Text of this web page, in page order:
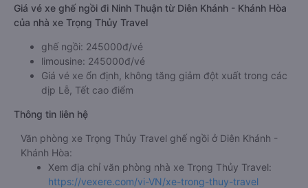
Giá vé xe ghế ngồi đi Ninh Thuận từ Diên Khánh - Khánh Hòa
của nhà xe Trọng Thủy Travel
ghế ngồi: 245000đ/vé
limousine: 245000đ/vé
Giá vé xe ổn định, không tăng giảm đột xuất trong các
dịp Lễ, Tết cao điểm
Thông tin liên hệ
Văn phòng xe Trọng Thủy Travel ghế ngồi ở Diên Khánh -
Khánh Hòa:
Xem địa chỉ văn phòng nhà xe Trọng Thủy Travel:
https://vexere.com/vi-VN/xe-trong-thuy-travel